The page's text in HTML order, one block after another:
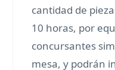
cantidad de
10 horas, por
concursantes
mesa, y podrán